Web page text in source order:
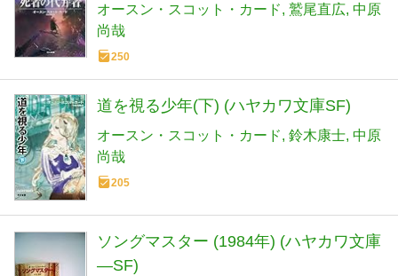
オースン・スコット・カード 鷲尾直広 中原
尚哉
250
道を視る少年(下) (ハヤカワ文庫SF)
オースン・スコット・カード 鈴木康士 中原
尚哉
205
ソングマスター (1984年) (ハヤカワ文庫
―SF)